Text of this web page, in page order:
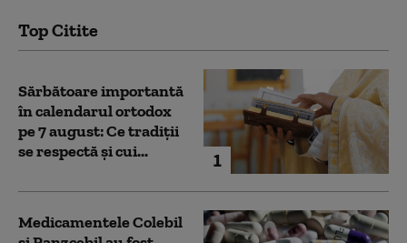
Top Citite
1
Sărbătoare importantă
în calendarul ortodox
pe 7 august: Ce tradiții
se respectă și cui...
Medicamentele Colebil